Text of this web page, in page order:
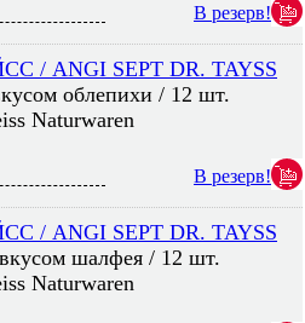
В резерв!
/ ANGI SEPT DR. TAYSS
облепихи / 12 шт.
Naturwaren
В резерв!
/ ANGI SEPT DR. TAYSS
шалфея / 12 шт.
Naturwaren